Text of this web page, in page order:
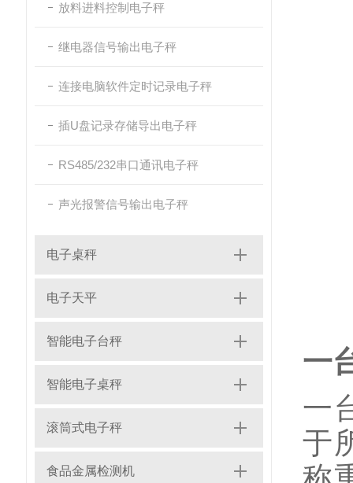
放料进料控制电子秤
继电器信号输出电子秤
连接电脑软件定时记录电子秤
插U盘记录存储导出电子秤
RS485/232串口通讯电子秤
声光报警信号输出电子秤
电子桌秤
电子天平
智能电子台秤
智能电子桌秤
滚筒式电子秤
食品金属检测机
一
一
于